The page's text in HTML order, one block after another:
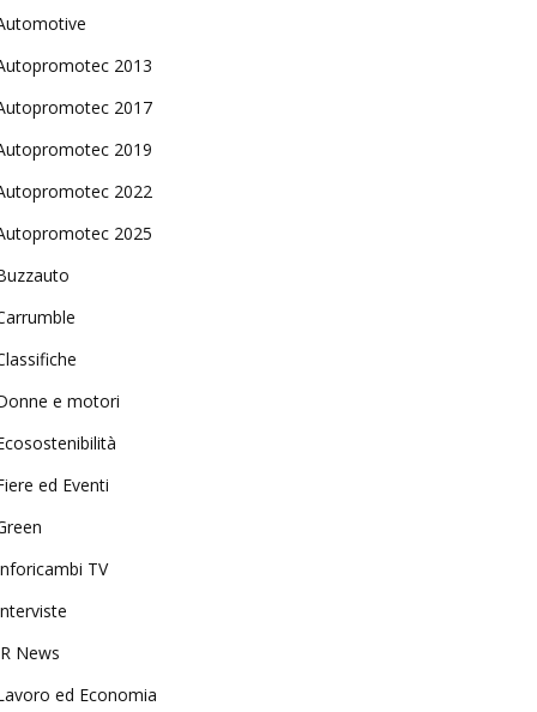
2013
2017
2019
2022
2025
e motori
ed Eventi
TV
News
ed Economia